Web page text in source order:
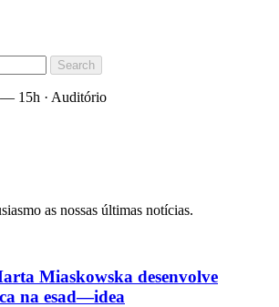
Search
15h · Auditório
as nossas últimas notícias.
Miaskowska desenvolve
na esad—idea